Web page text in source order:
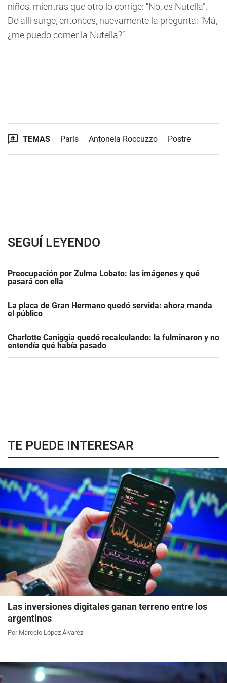
niños, mientras que otro lo corrige: “No, es Nutella”.
De allí surge, entonces, nuevamente la pregunta: “Má,
¿me puedo comer la Nutella?”.
TEMAS París Antonela Roccuzzo Postre
SEGUÍ LEYENDO
Preocupación por Zulma Lobato: las imágenes y qué
pasará con ella
La placa de Gran Hermano quedó servida: ahora manda
el público
Charlotte Caniggia quedó recalculando: la fulminaron y no
entendía qué había pasado
TE PUEDE INTERESAR
Las inversiones digitales ganan terreno entre los
argentinos
Por Marcelo López Álvarez